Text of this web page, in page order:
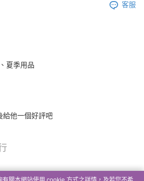
客服
夏季用品
給他一個好評吧